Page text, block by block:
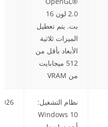
2.0 لون 16
بت. يتم تعطيل
الميزات ثلاثية
الأبعاد بأقل من
512 ميجابايت
من VRAM
نظام التشغيل:
Windows 10